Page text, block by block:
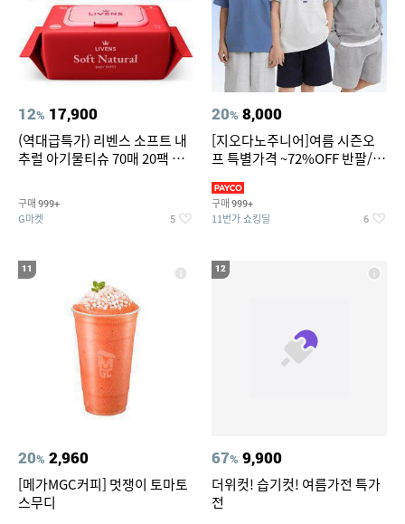
12% 17,900
(역대급특가) 리벤스 소프트 내
추럴 아기물티슈 70매 20팩 캡
구매 999+
G마켓 5
20% 8,000
[지오다노주니어]여름 시즌오
프 특별가격 ~72%OFF 반팔/반
구매 999+
11번가 쇼킹딜 6
11
20% 2,960
[메가MGC커피] 멋쟁이 토마토
스무디
12
67% 9,900
더위컷! 습기컷! 여름가전 특가
전